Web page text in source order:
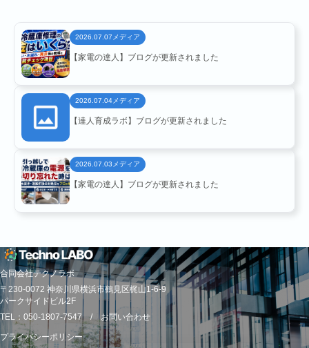
NEWS
RECRUIT
2026.07.07 メディア
【家電の達人】ブログが更新されました
2026.07.04 メディア
【達人育成ラボ】ブログが更新されました
2026.07.03 メディア
【家電の達人】ブログが更新されました
合同会社テクノラボ
〒230-0072 神奈川県横浜市鶴見区梶山1-6-9
パークサイドビル2F
TEL：050-1807-7547 /お問い合わせ
プライバシーポリシー